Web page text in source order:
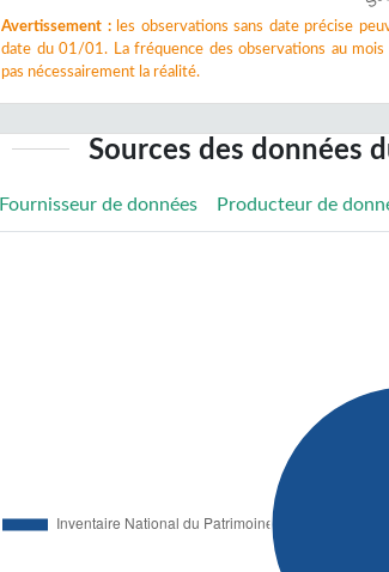
Avertissement :les observations sans date précise
date du 01/01. La fréquence des observations au
pas nécessairement la réalité.
Sources des données
Fournisseur de données Producteur de